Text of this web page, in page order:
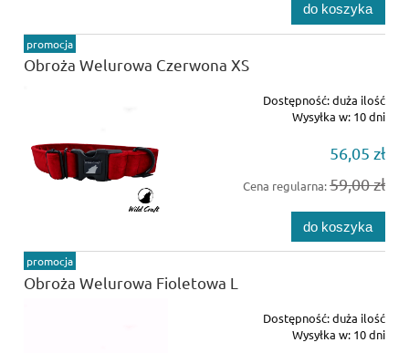
do koszyka
Obroża Welurowa Czerwona XS
Dostępność:duża ilość
Wysyłka w: 10 dni
56,05 zł
Cena regularna:59,00 zł
do koszyka
promocja
Obroża Welurowa Fioletowa L
Dostępność:duża ilość
Wysyłka w: 10 dni
promocja